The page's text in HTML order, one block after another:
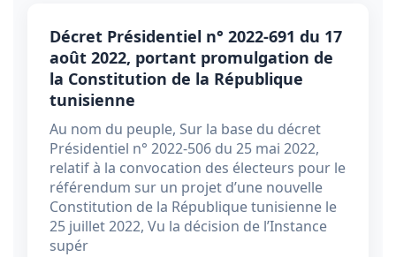
Décret Présidentiel n° 2022-691 du 17
août 2022, portant promulgation de
la Constitution de la République
tunisienne
Au nom du peuple, Sur la base du décret
Présidentiel n° 2022-506 du 25 mai 2022,
relatif à la convocation des électeurs pour le
référendum sur un projet d’une nouvelle
Constitution de la République tunisienne le
25 juillet 2022, Vu la décision de l’Instance
supér